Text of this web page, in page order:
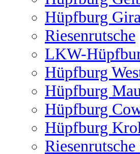
Hüpfburg
Riesenrutsche
LKW-
Hüpfburg
Hüpfburg
Hüpfburg
Hüpfburg